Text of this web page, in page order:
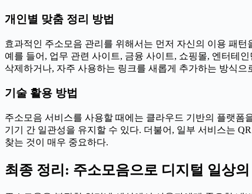
개인별 맞춤 정리 방법
효과적인 주소모음 관리를 위해서는 먼저 자신의 이용 패
예를 들어, 업무 관련 사이트, 금융 사이트, 쇼핑몰, 엔터테
삭제하거나, 자주 사용하는 링크를 새롭게 추가하는 방식
기술 활용 방법
주소모음 서비스를 사용할 때에는 클라우드 기반의 플랫폼
기기 간 일관성을 유지할 수 있다. 더불어, 일부 서비스는
찾는 것이 매우 중요하다.
최종 정리: 주소모음으로 디지털 일상